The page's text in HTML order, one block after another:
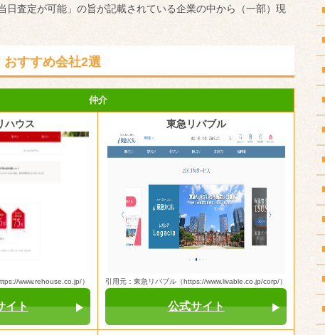
日査定が可能」の旨が記載されている企業の中から（一部）現
すすめ会社2選
仲介
ハウス
www.rehouse.co.jp/）
イト
東急リバブル
引用元：東急リバブル（https://www.livable.co.jp/corp/）
公式サイト